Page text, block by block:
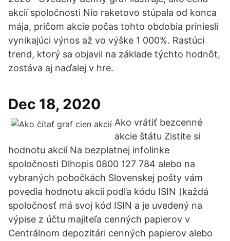
akcií spoločnosti Nio raketovo stúpala od konca
mája, pričom akcie počas tohto obdobia priniesli
vynikajúci výnos až vo výške 1 000%. Rastúci
trend, ktorý sa objavil na základe týchto hodnôt,
zostáva aj naďalej v hre.
Dec 18, 2020
Ako vrátiť bezcenné
akcie štátu Zistite si
hodnotu akcií Na bezplatnej infolinke
spoločnosti Dlhopis 0800 127 784 alebo na
vybraných pobočkách Slovenskej pošty vám
povedia hodnotu akcii podľa kódu ISIN (každá
spoločnosť má svoj kód ISIN a je uvedený na
výpise z účtu majiteľa cenných papierov v
Centrálnom depozitári cenných papierov alebo